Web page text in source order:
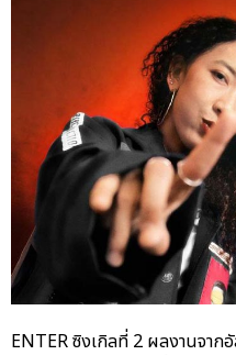
ENTER ซิงเกิลที่ 2 ผลงานจา